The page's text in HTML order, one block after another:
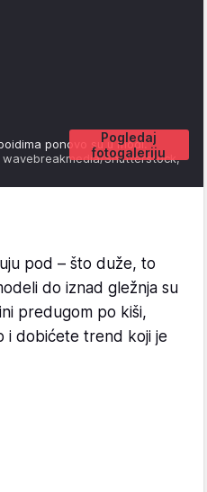
Pogledaj
fotogaleriju
ponovo su u modi.
Shutterstock,
pod – što duže, to
do iznad gležnja su
predugom po kiši,
i dobićete trend koji je